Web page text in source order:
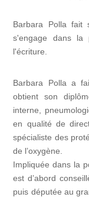
Barbara Polla fait
s'engage dans la
l'écriture.
Barbara Polla a
obtient son
interne,
en qualité de
spécialiste des
de l’oxygène.
Impliquée dans la
est d’abord
puis députée au